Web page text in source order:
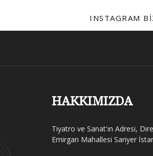
INSTAGRAM
HAKKIMIZDA
Tiyatro ve Sanat'ın Adresi,
Emirgan Mahallesi Sarıyer